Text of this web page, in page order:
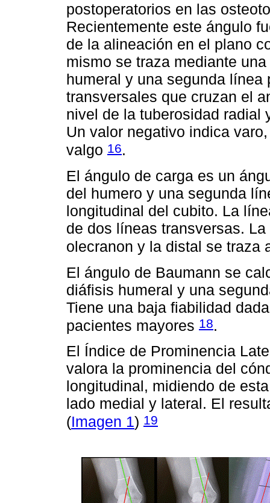
postoperatorios en las
Recientemente este ángulo
de la alineación en el plano
mismo se traza mediante
humeral y una segunda
transversales que cruzan el
nivel de la tuberosidad radial
Un valor negativo indica
valgo 16.
El ángulo de carga es un
del humero y una segunda
longitudinal del cubito. La
de dos líneas transversas.
olecranon y la distal se
El ángulo de Baumann se
diáfisis humeral y una
Tiene una baja fiabilidad
pacientes mayores 18.
El Índice de Prominencia
valora la prominencia del
longitudinal, midiendo de
lado medial y lateral. El
(Imagen 1) 19